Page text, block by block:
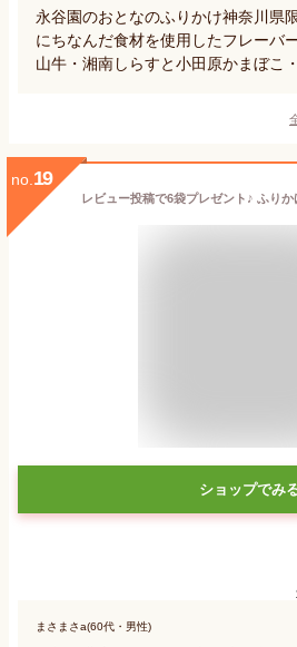
永谷園のおとなのふりかけ神奈川県
にちなんだ食材を使用したフレーバ
山牛・湘南しらすと小田原かまぼこ
no. 19
ショップでみ
まさまさa(60代・男性)